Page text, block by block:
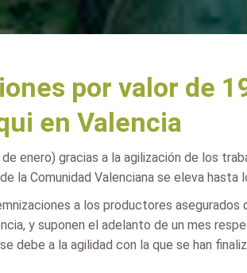
por valor de
en Valencia
enero) gracias a la agilización de los
Comunidad Valenciana se eleva hasta
a los productores
y suponen el adelanto de un mes
debe a la agilidad con la que se han